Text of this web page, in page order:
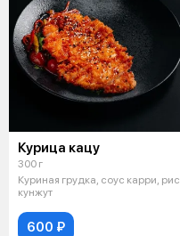
Курица кацу
300 г
Куриная грудка, соус карри, рис,
кунжут
600 ₽